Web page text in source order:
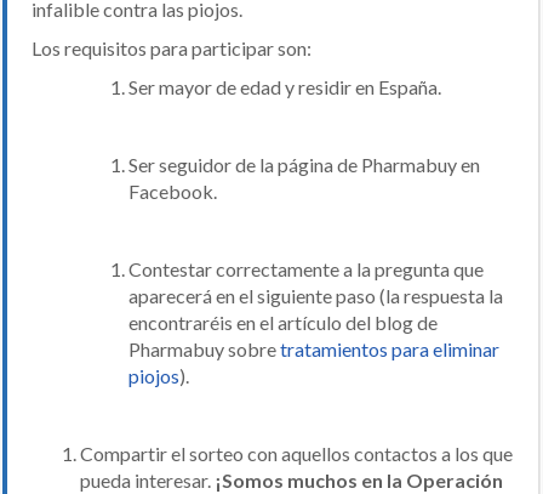
infalible contra las piojos.
Los requisitos para participar son:
Ser mayor de edad y residir en España.
Ser seguidor de la página de Pharmabuy en
Facebook.
Contestar correctamente a la pregunta que
aparecerá en el siguiente paso (la respuesta la
encontraréis en el artículo del blog de
Pharmabuy sobretratamientos para eliminar
piojos).
Compartir el sorteo con aquellos contactos a los que
pueda interesar. ¡Somos muchos en la Operación